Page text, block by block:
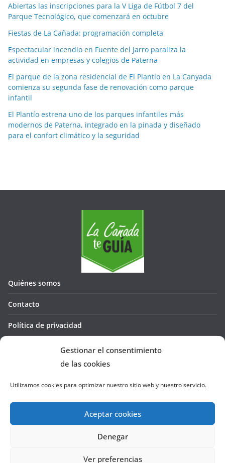
Gestionar el consentimiento
de las cookies
Utilizamos cookies para optimizar nuestro sitio web y nuestro servicio.
Aceptar cookies
Denegar
Ver preferencias
i
a
s
p
o
r
m
e
s
e
s
Abiertas las inscripciones para la V Liga de Fútbol 7 del
Parque Tecnológico, que comenzará en octubre
Fiestas de La Cañada: programación completa
Espectacular incendio en Fuente del Jarro paraliza la
actividad en empresas y colegios de Paterna
El parque de la zona residencial de El Plantío en La Canyada
comienza su segunda fase de renovación como parque
infantil
El Plantío estrena uno de los parques infantiles más
modernos de Paterna, integrado en la pinada y diseñado
para el confort climático y la seguridad
Quiénes somos
Contacto
Política de privacidad
Política de cookies (UE)
La Cañada te GUÍA
reservados.